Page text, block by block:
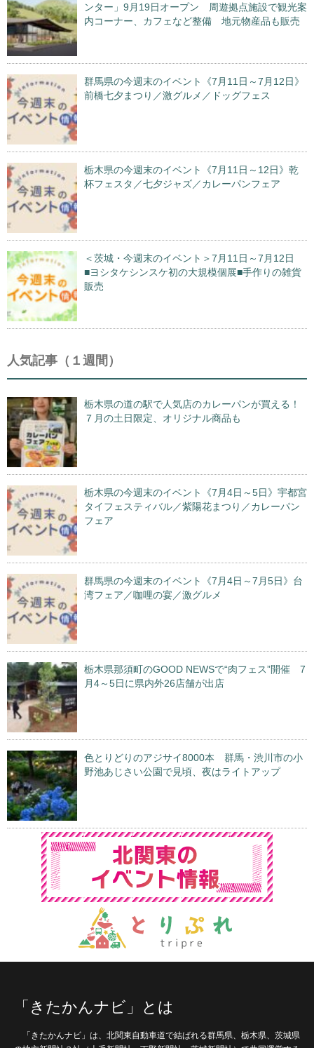
ンター」9月19日オープン 周遊拠点施設で観光案
内コーナー、カフェなど整備 地元物産品も販売
群馬県の今週末のイベント《7月11日～7月12日》
前橋七夕まつり／激グルメ／ドッグフェス
栃木県の今週末のイベント《7月11日～12日》乾
杯フェスタ／七夕ジャズ／カレーパンフェア
＜茨城・今週末のイベント＞7月11日～7月12日
■ヨシタケシンスケ初の大規模個展■手作りの雑貨
販売
人気記事（１週間）
栃木県の道の駅で人気店のカレーパンが買える！
７月の土日限定、オリジナル商品も
栃木県の今週末のイベント《7月4日～5日》宇都宮
タイフェスティバル／紫陽花まつり／カレーパン
フェア
群馬県の今週末のイベント《7月4日～7月5日》台
湾フェア／咖哩の宴／激グルメ
栃木県那須町のGOOD NEWSで“肉フェス”開催 7
月4～5日に県内外26店舗が出店
色とりどりのアジサイ8000本 群馬・渋川市の小
野池あじさい公園で見頃、夜はライトアップ
「きたかんナビ」とは
「きたかんナビ」は、北関東自動車道で結ばれる群馬県、栃木県、茨城県